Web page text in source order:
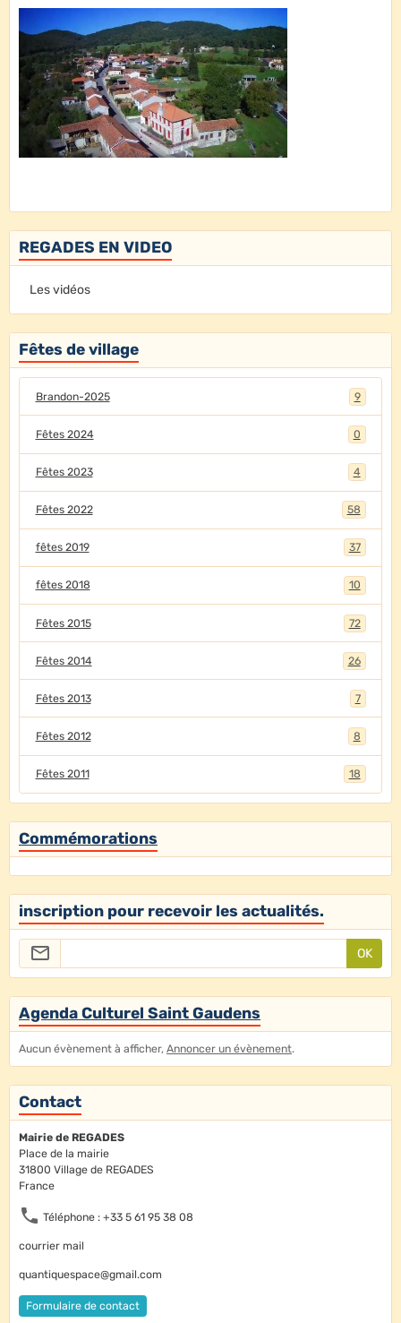
REGADES EN VIDEO
Les vidéos
Fêtes de village
Brandon-2025 9
Fêtes 2024 0
Fêtes 2023 4
Fêtes 2022 58
fêtes 2019 37
fêtes 2018 10
Fêtes 2015 72
Fêtes 2014 26
Fêtes 2013 7
Fêtes 2012 8
Fêtes 2011 18
Commémorations
inscription pour recevoir les actualités.
OK
Agenda Culturel Saint Gaudens
Aucun évènement à afficher, Annoncer un évènement.
Contact
Mairie de REGADES
Place de la mairie
31800 Village de REGADES
France
Téléphone : +33 5 61 95 38 08
courrier mail
quantiquespace@gmail.com
Formulaire de contact